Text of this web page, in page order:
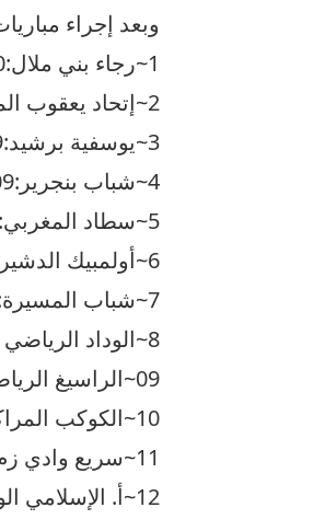
وبعد إجراء
1~رجاء بني ملال:10
2~إتحاد يعقوب المنصور:10
3~يوسفية برشيد:09
4~شباب بنجرير:09
5~سطاد المغربي:08
6~أولمبيك الدشيرة:07
7~شباب المسيرة:07
8~الوداد الرياضي الفاسي:07
09~الراسيغ الرياضي :07
10~الكوكب المراكشي:06
11~سريع وادي زم :06
12~أ. الإسلامي الوجدي:06